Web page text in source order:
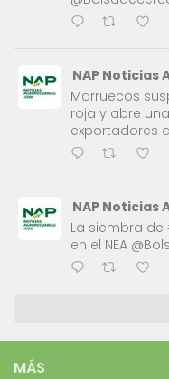
NAP Noticias
Marruecos
roja y abre
exportadores
NAP Noticias
La siembra
en el NEA
MÁS